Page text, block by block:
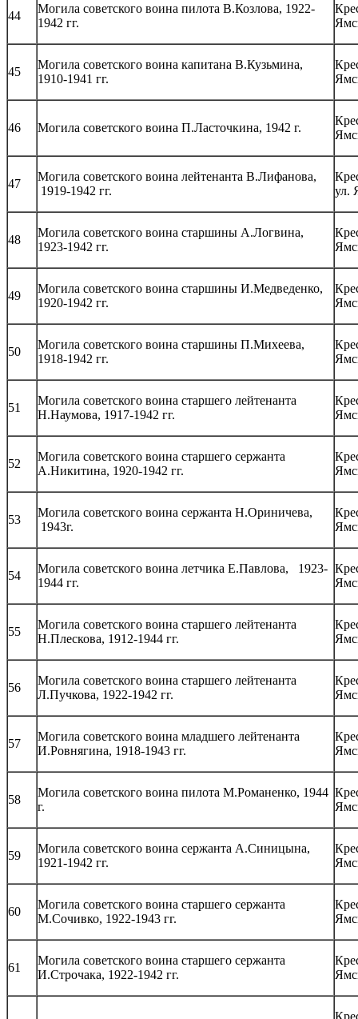
44
Могила советского воина пилота В.Козлова, 1922-
1942 гг.
45
Могила советского воина капитана В.Кузьмина,
1910-1941 гг.
46 Могила советского воина П.Ласточкина, 1942 г.
47
Могила советского воина лейтенанта В.Лифанова,
1919-1942 гг.
ул.
48
Могила советского воина старшины А.Логвина,
1923-1942 гг.
49
Могила советского воина старшины И.Медведенко,
1920-1942 гг.
50
Могила советского воина старшины П.Михеева,
1918-1942 гг.
51
Могила советского воина старшего лейтенанта
Н.Наумова, 1917-1942 гг.
52
Могила советского воина старшего сержанта
А.Никитина, 1920-1942 гг.
53
Могила советского воина сержанта Н.Ориничева,
1943г.
54
Могила советского воина летчика Е.Павлова, 1923-
1944 гг.
55
Могила советского воина старшего лейтенанта
Н.Плескова, 1912-1944 гг.
56
Могила советского воина старшего лейтенанта
Л.Пучкова, 1922-1942 гг.
57
Могила советского воина младшего лейтенанта
И.Ровнягина, 1918-1943 гг.
58
Могила советского воина пилота М.Романенко, 1944
г.
59
Могила советского воина сержанта А.Синицына,
1921-1942 гг.
60
Могила советского воина старшего сержанта
М.Сочивко, 1922-1943 гг.
61
Могила советского воина старшего сержанта
И.Строчака, 1922-1942 гг.